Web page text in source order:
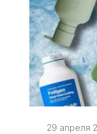
29 апреля